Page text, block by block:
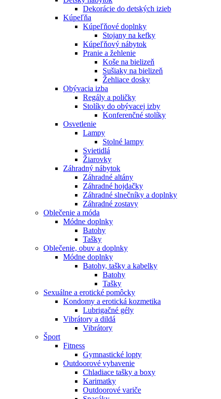
Dekorácie do detských izieb
Kúpeľňa
Kúpeľňové doplnky
Stojany na kefky
Kúpeľňový nábytok
Pranie a žehlenie
Koše na bielizeň
Sušiaky na bielizeň
Žehliace dosky
Obývacia izba
Regály a poličky
Stolíky do obývacej izby
Konferenčné stolíky
Osvetlenie
Lampy
Stolné lampy
Svietidlá
Žiarovky
Záhradný nábytok
Záhradné altány
Záhradné hojdačky
Záhradné slnečníky a doplnky
Záhradné zostavy
Oblečenie a móda
Módne doplnky
Batohy
Tašky
Oblečenie, obuv a doplnky
Módne doplnky
Batohy, tašky a kabelky
Batohy
Tašky
Sexuálne a erotické pomôcky
Kondomy a erotická kozmetika
Lubrigačné gély
Vibrátory a dildá
Vibrátory
Šport
Fitness
Gymnastické lopty
Outdoorové vybavenie
Chladiace tašky a boxy
Karimatky
Outdoorové variče